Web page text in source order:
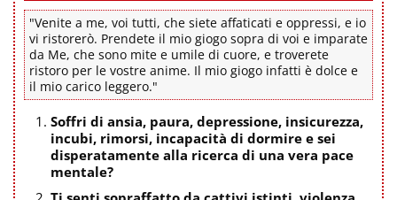
"Venite a me, voi tutti, che siete affaticati e oppressi, e io
vi ristorerò. Prendete il mio giogo sopra di voi e imparate
da Me, che sono mite e umile di cuore, e troverete
ristoro per le vostre anime. Il mio giogo infatti è dolce e
il mio carico leggero."
Soffri di ansia, paura, depressione, insicurezza,
incubi, rimorsi, incapacità di dormire e sei
disperatamente alla ricerca di una vera pace
mentale?